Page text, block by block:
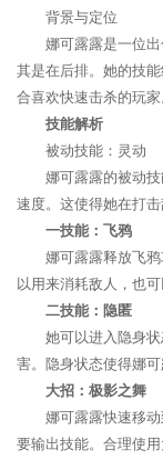
背景与定位
娜可露露是一位
其是在后排。她的技
合喜欢快速击杀的玩家
技能解析
被动技能：灵动
娜可露露的被动
速度。这使得她在打击
一技能：飞鸦
娜可露露释放飞
以用来消耗敌人，也可
二技能：隐匿
她可以进入隐身
害。隐身状态使得娜
大招：极影之舞
娜可露露快速移
要输出技能。合理使用